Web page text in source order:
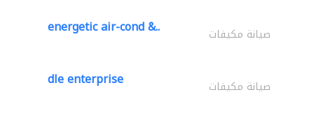
energetic air-cond &.. صيانة مكيفات
dle enterprise صيانة مكيفات